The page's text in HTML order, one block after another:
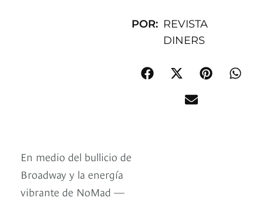
POR: REVISTA
DINERS
En medio del bullicio de
Broadway y la energía
vibrante de NoMad —